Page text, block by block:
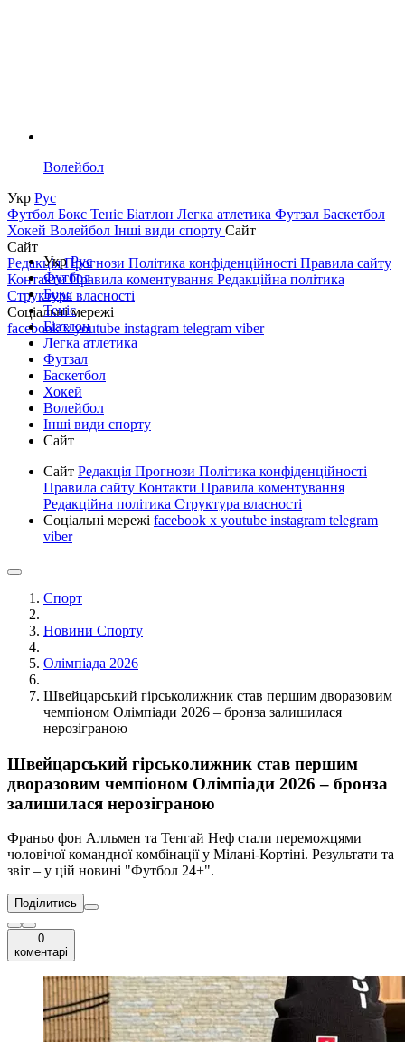
Волейбол
Укр Рус
Футбол Бокс Теніс Біатлон Легка атлетика Футзал Баскетбол
Хокей Волейбол Інші види спорту Сайт
Сайт
РедакціяПрогнози Політика конфіденційності Правила сайту
КонтактиПравила коментування Редакційна політика
Структура власності
Соціальні мережі
facebookxyoutube instagram telegram viber
УкрРус
Футбол
Бокс
Теніс
Біатлон
Легка атлетика
Футзал
Баскетбол
Хокей
Волейбол
Інші види спорту
Сайт
Сайт Редакція Прогнози Політика конфіденційності
Правила сайту Контакти Правила коментування
Редакційна політика Структура власності
Соціальні мережі facebook x youtube instagram telegram
viber
Спорт
Новини Спорту
Олімпіада 2026
Швейцарський гірськолижник став першим дворазовим
чемпіоном Олімпіади 2026 – бронза залишилася
нерозіграною
Швейцарський гірськолижник став першим
дворазовим чемпіоном Олімпіади 2026 – бронза
залишилася нерозіграною
Франьо фон Алльмен та Тенгай Неф стали переможцями
чоловічої командної комбінації у Мілані-Кортіні. Результати та
звіт – у цій новині "Футбол 24+".
Поділитись
0
коментарі